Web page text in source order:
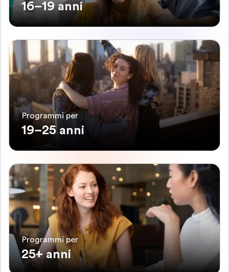
16–19 anni
Programmi per
19–25 anni
Programmi per
25+ anni